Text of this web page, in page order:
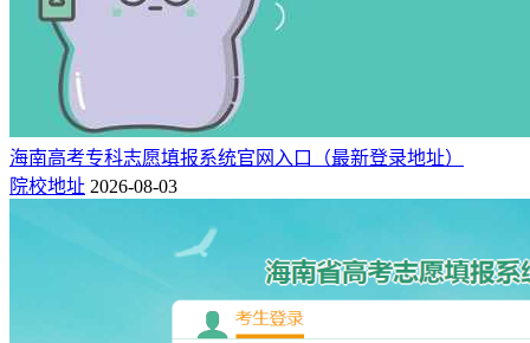
海南高考专科志愿填报系统官网入口（最新登录地址）
院校地址 2026-08-03